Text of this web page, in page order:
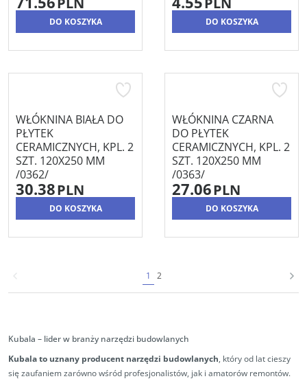
DO KOSZYKA DO KOSZYKA
WŁÓKNINA BIAŁA DO
PŁYTEK
CERAMICZNYCH, KPL. 2
SZT. 120X250 MM
/0362/
30.38PLN
DO KOSZYKA
WŁÓKNINA CZARNA
DO PŁYTEK
CERAMICZNYCH, KPL. 2
SZT. 120X250 MM
/0363/
27.06PLN
DO KOSZYKA
1 2
Kubala – lider w branży narzędzi budowlanych
Kubala to uznany producent narzędzi budowlanych, który od lat cieszy
się zaufaniem zarówno wśród profesjonalistów, jak i amatorów remontów.